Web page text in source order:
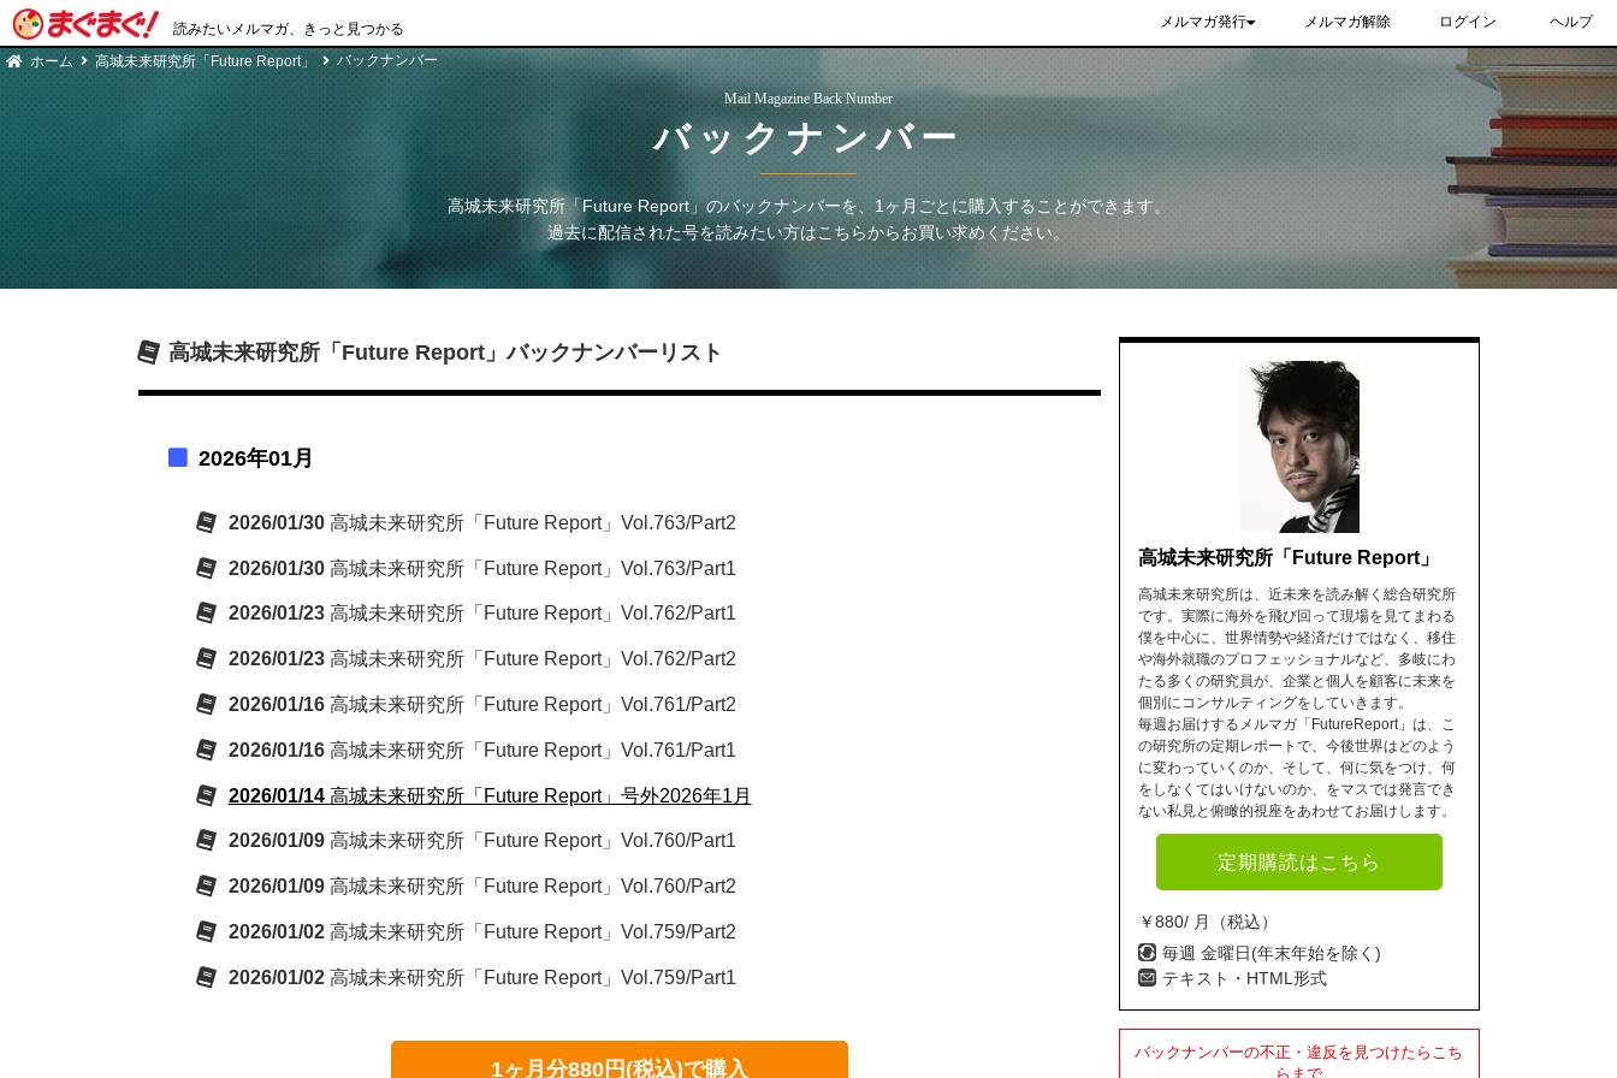
読みたいメルマガ、きっと見つかる メルマガ発行 メルマガ解除 ログイン ヘルプ
ホーム 高城未来研究所「Future Report」 バックナンバー
Mail Magazine Back Number
バックナンバー
高城未来研究所「Future Report」 のバックナンバーを、1ヶ月ごとに購入することができます。
過去に配信された号を読みたい方はこちらからお買い求めください。
高城未来研究所「Future Report」バックナンバーリスト
2026年01月
2026/01/30 高城未来研究所「Future Report」Vol.763/Part2
2026/01/30 高城未来研究所「Future Report」Vol.763/Part1
2026/01/23 高城未来研究所「Future Report」Vol.762/Part1
2026/01/23 高城未来研究所「Future Report」Vol.762/Part2
2026/01/16 高城未来研究所「Future Report」Vol.761/Part2
2026/01/16 高城未来研究所「Future Report」Vol.761/Part1
2026/01/14 高城未来研究所「Future Report」号外2026年1月
2026/01/09 高城未来研究所「Future Report」Vol.760/Part1
2026/01/09 高城未来研究所「Future Report」Vol.760/Part2
2026/01/02 高城未来研究所「Future Report」Vol.759/Part2
2026/01/02 高城未来研究所「Future Report」Vol.759/Part1
1ヶ月分880円(税込)で購入
高城未来研究所「Future Report」
高城未来研究所は、近未来を読み解く総合研究所
です。実際に海外を飛び回って現場を見てまわる
僕を中心に、世界情勢や経済だけではなく、移住
や海外就職のプロフェッショナルなど、多岐にわ
たる多くの研究員が、企業と個人を顧客に未来を
個別にコンサルティングをしていきます。
毎週お届けするメルマガ「FutureReport」は、こ
の研究所の定期レポートで、今後世界はどのよう
に変わっていくのか、そして、何に気をつけ、何
をしなくてはいけないのか、をマスでは発言でき
ない私見と俯瞰的視座をあわせてお届けします。
定期購読はこちら
￥880/ 月（税込）
毎週 金曜日(年末年始を除く)
テキスト・HTML形式
バックナンバーの不正・違反を見つけたらこち
らまで